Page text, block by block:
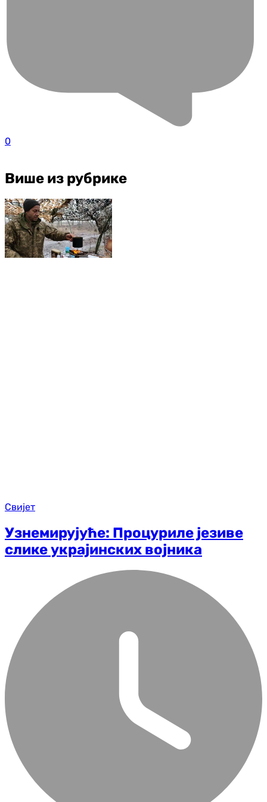
0
Више из рубрике
Свијет
Узнемирујуће: Процуриле језиве
слике украјинских војника